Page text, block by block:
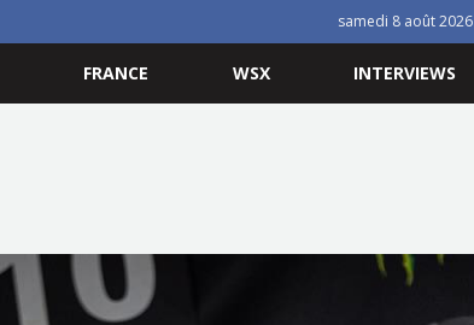
samedi 8 août 2026
FRANCE WSX INTERVIEWS